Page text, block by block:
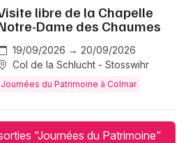
libre de la Chapelle
Dame des Chaumes
19/09/2026 → 20/09/2026
Col de la Schlucht - Stosswihr
Journées du Patrimoine à Colmar
"Journées du Patrimoine"